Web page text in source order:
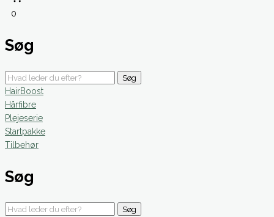
0
Søg
Søg
HairBoost
Hårfibre
Plejeserie
Startpakke
Tilbehør
Søg
Søg